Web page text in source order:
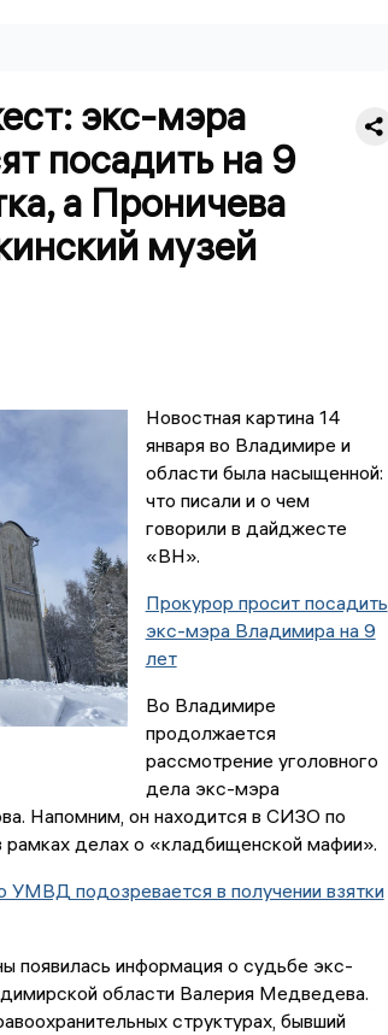
экс-мэра
посадить на 9
а Проничева
музей
Новостная картина 14
января во Владимире и
области была насыщенной:
что писали и о чем
говорили в дайджесте
«ВН».
Прокурор просит посадить
экс-мэра Владимира на 9
лет
Во Владимире
продолжается
рассмотрение уголовного
дела экс-мэра
Напомним, он находится в СИЗО по
рамках делах о «кладбищенской мафии».
УМВД подозревается в получении взятки
появилась информация о судьбе экс-
области Валерия Медведева.
структурах, бывший